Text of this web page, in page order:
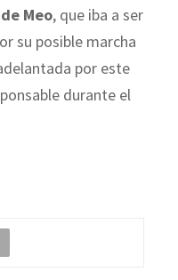
Meo, que iba a ser
su posible marcha
por este
durante el